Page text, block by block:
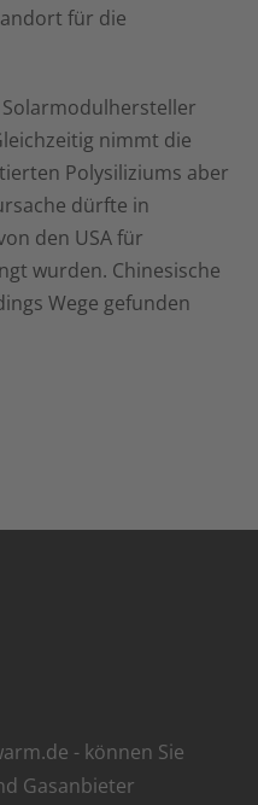
für die
nimmt die
Polysiliziums aber
dürfte in
den USA für
wurden. Chinesische
Wege gefunden
- können Sie
Gasanbieter